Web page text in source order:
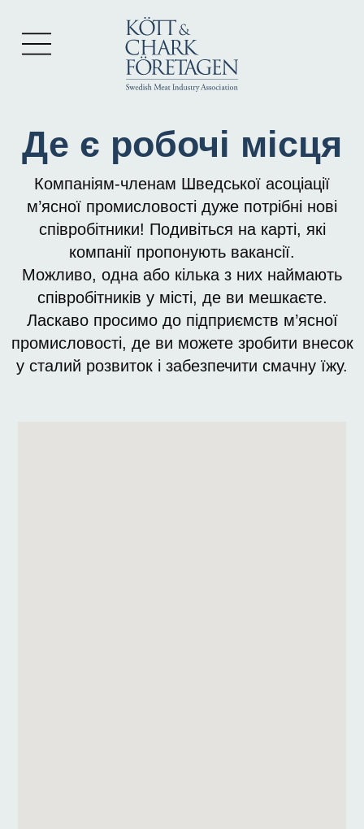
Де є робочі місця
Компаніям-членам Шведської асоціації
м’ясної промисловості дуже потрібні нові
співробітники! Подивіться на карті, які
компанії пропонують вакансії.
Можливо, одна або кілька з них наймають
співробітників у місті, де ви мешкаєте.
Ласкаво просимо до підприємств м’ясної
промисловості, де ви можете зробити внесок
у сталий розвиток і забезпечити смачну їжу.